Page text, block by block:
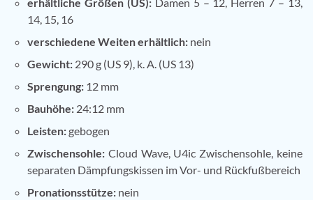
14, 15, 16
verschiedene Weiten erhältlich: nein
Gewicht: 290 g (US 9), k. A. (US 13)
Sprengung: 12 mm
Bauhöhe: 24:12 mm
Leisten:gebogen
Zwischensohle: Cloud Wave, U4ic Zwischensohle, keine
separaten Dämpfungskissen im Vor- und Rückfußbereich
Pronationsstütze: nein